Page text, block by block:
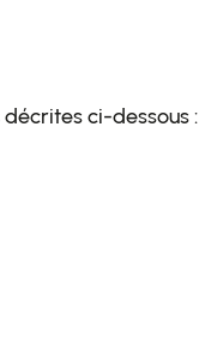
ci-dessous :